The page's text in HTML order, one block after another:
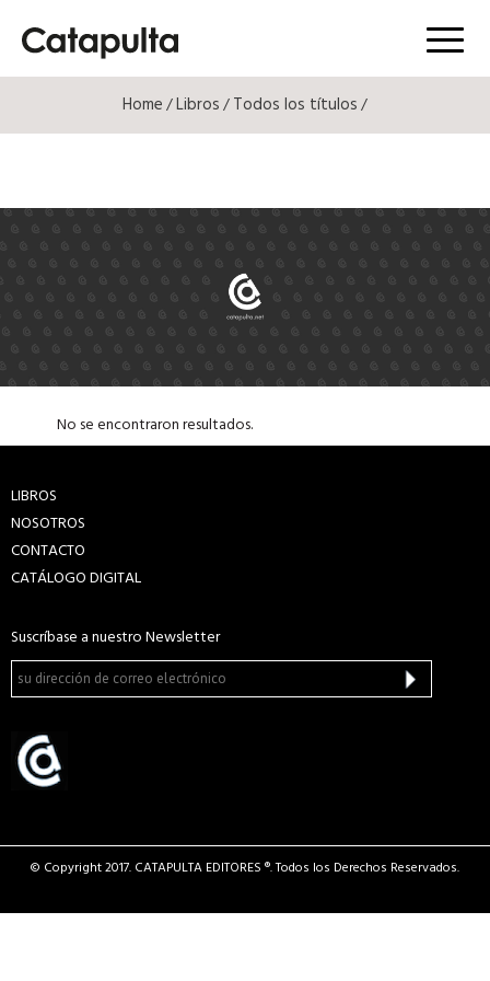
Menú
Home/Libros/Todos los títulos/
No se encontraron resultados.
LIBROS
NOSOTROS
CONTACTO
CATÁLOGO DIGITAL
Suscríbase a nuestro Newsletter
© Copyright 2017. CATAPULTA EDITORES ®. Todos los Derechos Reservados.